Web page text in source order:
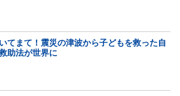
てまて！震災の津波から子どもを救った自
助法が世界に